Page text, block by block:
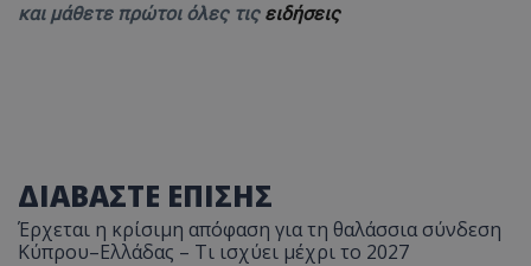
και μάθετε πρώτοι όλες τις ειδήσεις
ΔΙΑΒΑΣΤΕ ΕΠΙΣΗΣ
Έρχεται η κρίσιμη απόφαση για τη θαλάσσια σύνδεση
Κύπρου–Ελλάδας – Τι ισχύει μέχρι το 2027